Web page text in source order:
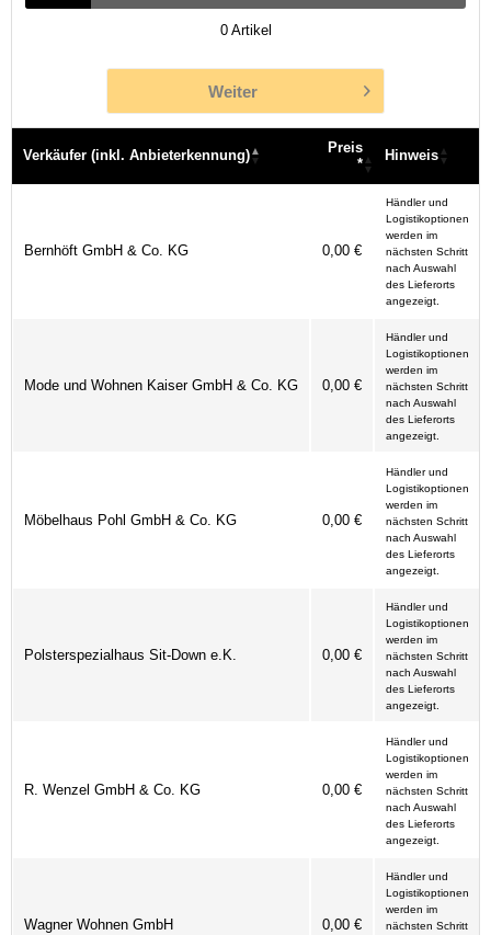
0 Artikel
Weiter
Verkäufer (inkl. Anbieterkennung)
Preis
*
Hinweis
Bernhöft GmbH & Co. KG 0,00 €
Händler und
Logistikoptionen
werden im
nächsten Schritt
nach Auswahl
des Lieferorts
angezeigt.
Mode und Wohnen Kaiser GmbH & Co. KG 0,00 €
Händler und
Logistikoptionen
werden im
nächsten Schritt
nach Auswahl
des Lieferorts
angezeigt.
Möbelhaus Pohl GmbH & Co. KG 0,00 €
Händler und
Logistikoptionen
werden im
nächsten Schritt
nach Auswahl
des Lieferorts
angezeigt.
Polsterspezialhaus Sit-Down e.K. 0,00 €
Händler und
Logistikoptionen
werden im
nächsten Schritt
nach Auswahl
des Lieferorts
angezeigt.
R. Wenzel GmbH & Co. KG 0,00 €
Händler und
Logistikoptionen
werden im
nächsten Schritt
nach Auswahl
des Lieferorts
angezeigt.
Wagner Wohnen GmbH 0,00 €
Händler und
Logistikoptionen
werden im
nächsten Schritt